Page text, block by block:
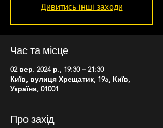
Дивитись інші заходи
Час та місце
02 вер. 2024 р., 19:30 – 21:30
Київ, вулиця Хрещатик, 19a, Київ,
Україна, 01001
Про захід